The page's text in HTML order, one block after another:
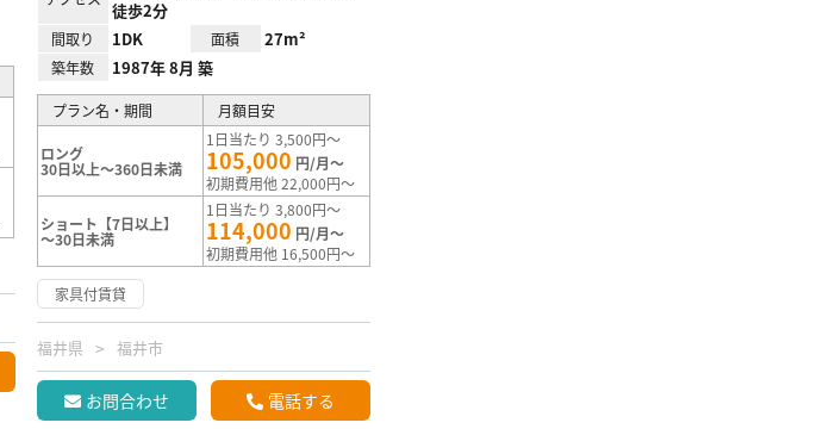
徒歩2分
間取り 1DK 面積 27m²
築年数 1987年 8月 築
プラン名・期間 月額目安
ロング
30日以上～360日未満
1日当たり 3,500円～
105,000 円/月～
初期費用他 22,000円～
ショート【7日以上】
～30日未満
1日当たり 3,800円～
114,000 円/月～
初期費用他 16,500円～
家具付賃貸
福井県 福井市
お問合わせ 電話する